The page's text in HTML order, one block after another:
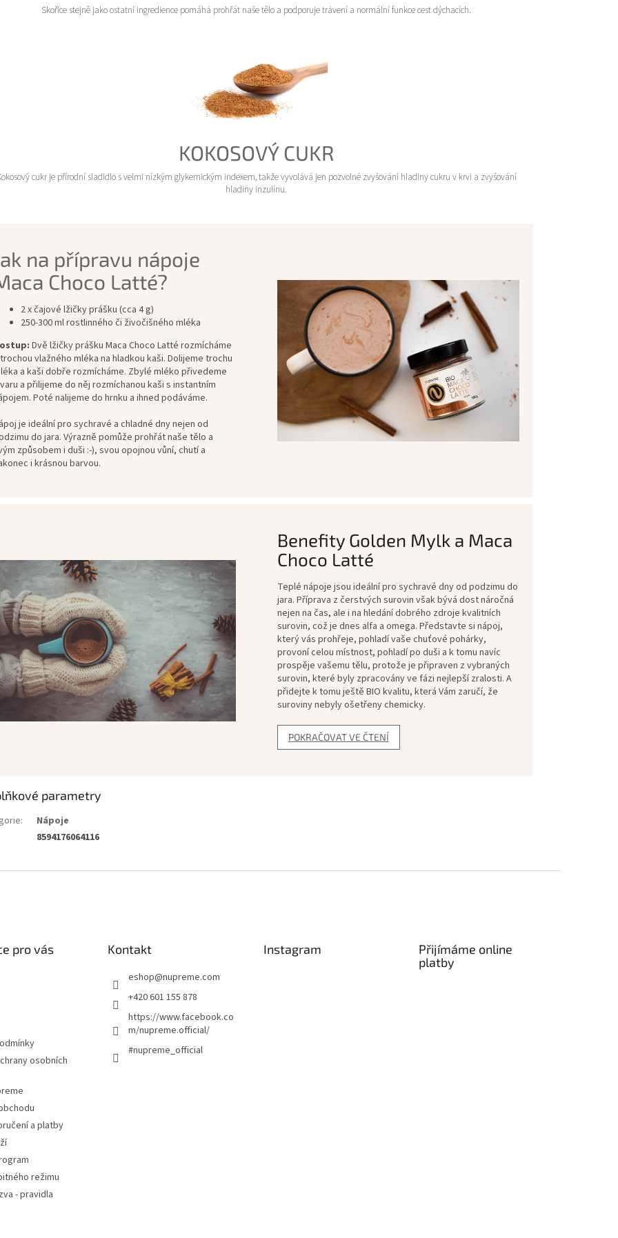
Skořice stejně jako ostatní ingredience pomáhá prohřát naše tělo a podporuje trávení a normální funkce cest dýchacích.
KOKOSOVÝ CUKR
cukr je přírodní sladidlo s velmi nízkým glykemickým indexem, takže vyvolává jen pozvolné zvyšování hladiny cukru v krvi a zvyšování
hladiny inzulínu.
na přípravu nápoje
Choco Latté?
2 x čajové lžičky prášku (cca 4 g)
250-300 ml rostlinného či živočišného mléka
Dvě lžičky prášku Maca Choco Latté rozmícháme
vlažného mléka na hladkou kaši. Dolijeme trochu
a kaši dobře rozmícháme. Zbylé mléko přivedeme
a přilijeme do něj rozmíchanou kaši s instantním
Poté nalijeme do hrnku a ihned podáváme.
je ideální pro sychravé a chladné dny nejen od
do jara. Výrazně pomůže prohřát naše tělo a
způsobem i duši :-), svou opojnou vůní, chutí a
i krásnou barvou.
Benefity Golden Mylk a Maca
Choco Latté
Teplé nápoje jsou ideální pro sychravé dny od podzimu do
jara. Příprava z čerstvých surovin však bývá dost náročná
nejen na čas, ale i na hledání dobrého zdroje kvalitních
surovin, což je dnes alfa a omega. Představte si nápoj,
který vás prohřeje, pohladí vaše chuťové pohárky,
provoní celou místnost, pohladí po duši a k tomu navíc
prospěje vašemu tělu, protože je připraven z vybraných
surovin, které byly zpracovány ve fázi nejlepší zralosti. A
přidejte k tomu ještě BIO kvalitu, která Vám zaručí, že
suroviny nebyly ošetřeny chemicky.
POKRAČOVAT VE ČTENÍ
parametry
:
Nápoje
8594176064116
pro vás
osobních
a platby
režimu
- pravidla
Kontakt
eshop@nupreme.com
+420 601 155 878
https://www.facebook.co
m/nupreme.official/
#nupreme_official
Instagram
Přijímáme online
platby